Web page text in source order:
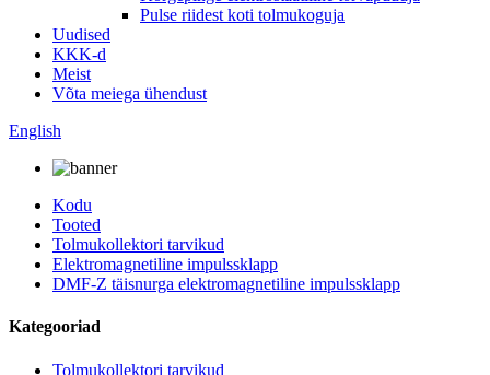
Pulse riidest koti tolmukoguja
Uudised
KKK-d
Meist
Võta meiega ühendust
English
Kodu
Tooted
Tolmukollektori tarvikud
Elektromagnetiline impulssklapp
DMF-Z täisnurga elektromagnetiline impulssklapp
Kategooriad
Tolmukollektori tarvikud